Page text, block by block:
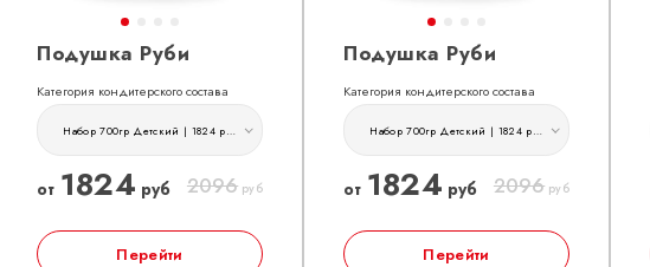
Подушка Руби
Категория кондитерского состава
от 1824 руб 2096 руб
Перейти
Подушка Руби
Категория кондитерского состава
от 1824 руб 2096 руб
Перейти